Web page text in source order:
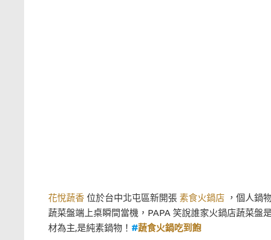
花悅蔬香 位於台中北屯區新開張 素食火鍋店 ，個人鍋
蔬菜盤端上桌瞬間當機，PAPA 笑說誰家火鍋店蔬菜盤
材為主,是純素鍋物！ #蔬食火鍋吃到飽